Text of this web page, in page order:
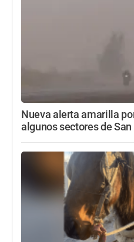
Nueva alerta amarilla
algunos sectores de San